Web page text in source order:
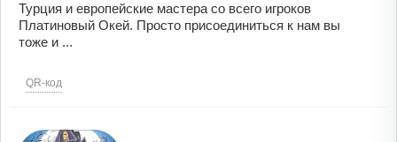
Турция и европейские мастера со всего игроков
Платиновый Окей. Просто присоединиться к нам вы
тоже и ...
QR-код